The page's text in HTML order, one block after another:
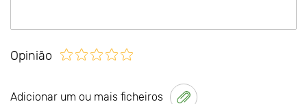
Opinião
Adicionar um ou mais ficheiros